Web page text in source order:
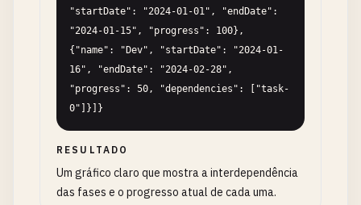
"startDate": "2024-01-01", "endDate":
"2024-01-15", "progress": 100},
{"name": "Dev", "startDate": "2024-01-
16", "endDate": "2024-02-28",
"progress": 50, "dependencies": ["task-
0"]}]}
RESULTADO
Um gráfico claro que mostra a interdependência
das fases e o progresso atual de cada uma.